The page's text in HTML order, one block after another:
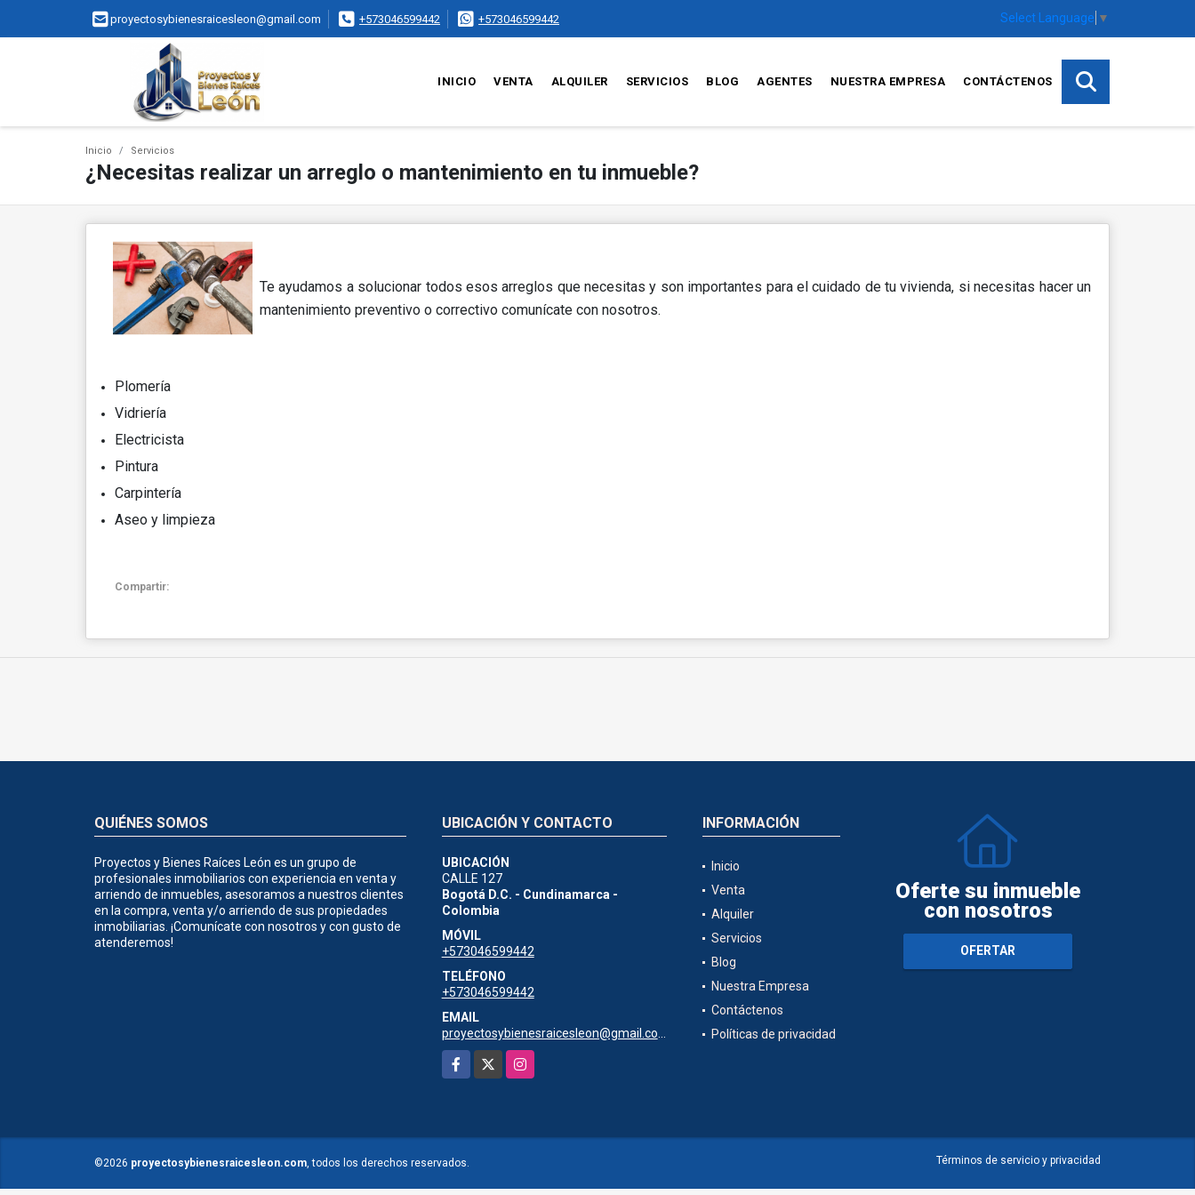
proyectosybienesraicesleon@gmail.com +573046599442 +573046599442 Select Language ▼
INICIO VENTA ALQUILER SERVICIOS BLOG AGENTES NUESTRA EMPRESA CONTÁCTENOS
Inicio Servicios
¿Necesitas realizar un arreglo o mantenimiento en tu inmueble?
Te ayudamos a solucionar todos esos arreglos que necesitas y son importantes para el cuidado de tu vivienda, si necesitas hacer un
mantenimiento preventivo o correctivo comunícate con nosotros.
Plomería
Vidriería
Electricista
Pintura
Carpintería
Aseo y limpieza
Compartir:
QUIÉNES SOMOS
Proyectos y Bienes Raíces León es un grupo de
profesionales inmobiliarios con experiencia en venta y
arriendo de inmuebles, asesoramos a nuestros clientes
en la compra, venta y/o arriendo de sus propiedades
inmobiliarias. ¡Comunícate con nosotros y con gusto de
atenderemos!
UBICACIÓN Y CONTACTO
UBICACIÓN
CALLE 127
Bogotá D.C. - Cundinamarca -
Colombia
MÓVIL
+573046599442
TELÉFONO
+573046599442
EMAIL
proyectosybienesraicesleon@gmail.com
Facebook
Instagram
INFORMACIÓN
Inicio
Venta
Alquiler
Servicios
Blog
Nuestra Empresa
Contáctenos
Políticas de privacidad
Oferte su inmueble
con nosotros
OFERTAR
©2026 proyectosybienesraicesleon.com, todos los derechos reservados. Términos de servicio y privacidad